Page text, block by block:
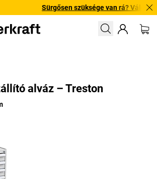
Sürgősen szüksége van rá?
alváz – Treston